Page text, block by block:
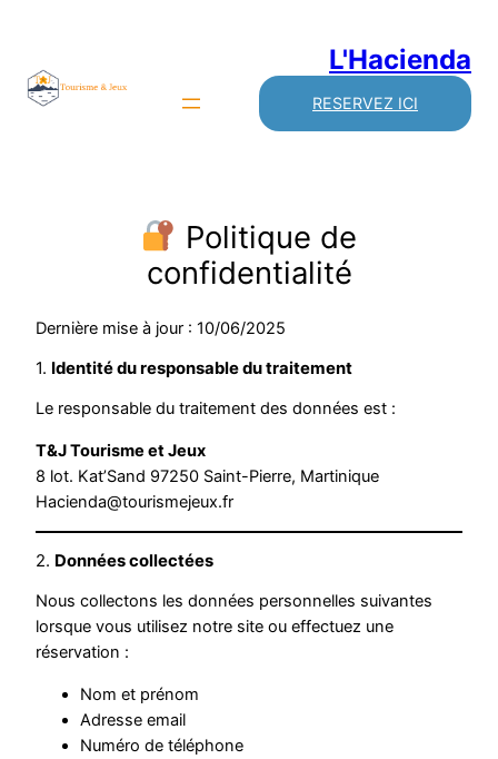
L'Hacienda
RESERVEZ ICI
Politique de
confidentialité
Dernière mise à jour : 10/06/2025
1. Identité du responsable du traitement
Le responsable du traitement des données est :
T&J Tourisme et Jeux
8 lot. Kat’Sand 97250 Saint-Pierre, Martinique
Hacienda@tourismejeux.fr
2. Données collectées
Nous collectons les données personnelles suivantes
lorsque vous utilisez notre site ou effectuez une
réservation :
Nom et prénom
Adresse email
Numéro de téléphone